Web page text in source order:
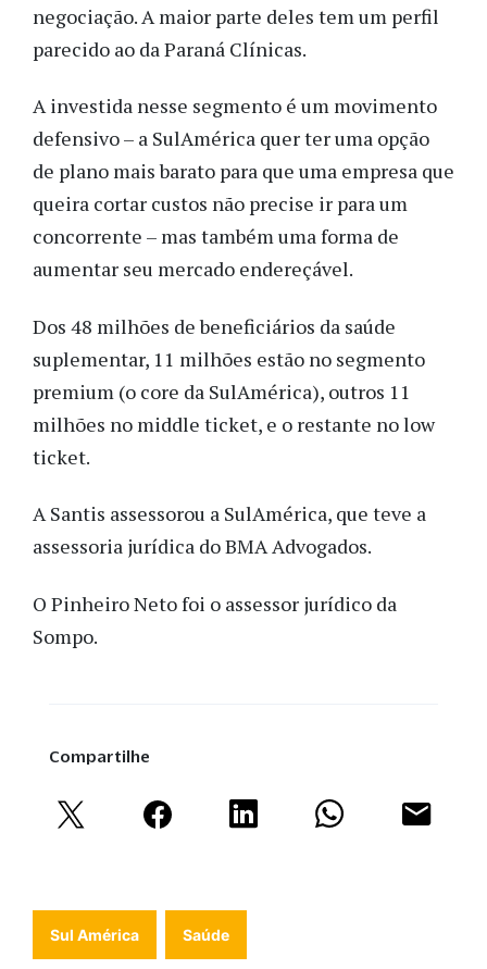
negociação. A maior parte deles tem um perfil
parecido ao da Paraná Clínicas.
A investida nesse segmento é um movimento
defensivo – a SulAmérica quer ter uma opção
de plano mais barato para que uma empresa que
queira cortar custos não precise ir para um
concorrente – mas também uma forma de
aumentar seu mercado endereçável.
Dos 48 milhões de beneficiários da saúde
suplementar, 11 milhões estão no segmento
premium (o core da SulAmérica), outros 11
milhões no middle ticket, e o restante no low
ticket.
A Santis assessorou a SulAmérica, que teve a
assessoria jurídica do BMA Advogados.
O Pinheiro Neto foi o assessor jurídico da
Sompo.
Compartilhe
Sul América Saúde